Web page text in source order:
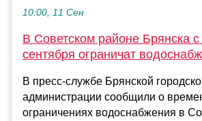
10:00, 11 Сен
В Советском районе Брянска с
сентября ограничат
В пресс-службе Брянской
администрации сообщили о
ограничениях водоснабжения в